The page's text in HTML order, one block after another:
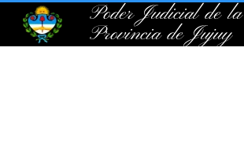
Poder Judicial de la
Provincia de Jujuy